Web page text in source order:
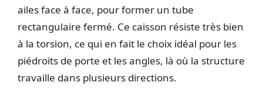
ailes face à face, pour former un tube
rectangulaire fermé. Ce caisson résiste très bien
à la torsion, ce qui en fait le choix idéal pour les
piédroits de porte et les angles, là où la structure
travaille dans plusieurs directions.